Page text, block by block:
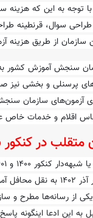
توجه به این که
سوال، قرنطینه
از طریق هزینه
سنجش آموزش کشور
پرسنلی و بخشی نیز
آزمون‌های سازمان
اقلام و خدمات
متقلب در
و پزشکی، مجدداً در
یکی از رسانه‌ها مطرح